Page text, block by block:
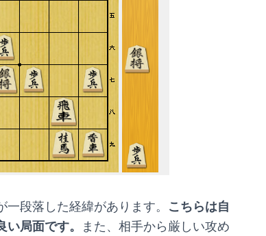
段落した経緯があります。 こちらは自
局面です。
また、相手から厳しい攻め